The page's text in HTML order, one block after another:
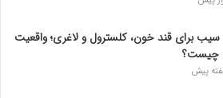
برای قند خون، کلسترول و لاغری؛ واقعیت
چیست؟